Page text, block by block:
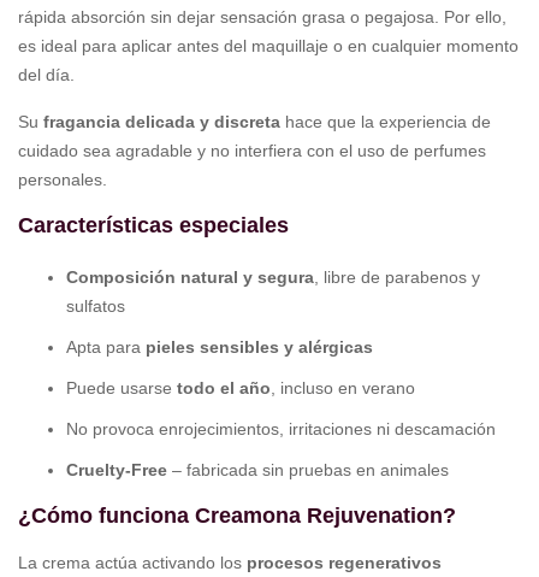
rápida absorción sin dejar sensación grasa o pegajosa. Por ello,
es ideal para aplicar antes del maquillaje o en cualquier momento
del día.
Su fragancia delicada y discreta hace que la experiencia de
cuidado sea agradable y no interfiera con el uso de perfumes
personales.
Características especiales
Composición natural y segura , libre de parabenos y
sulfatos
Apta para pieles sensibles y alérgicas
Puede usarse todo el año , incluso en verano
No provoca enrojecimientos, irritaciones ni descamación
Cruelty-Free – fabricada sin pruebas en animales
¿Cómo funciona Creamona Rejuvenation?
La crema actúa activando los procesos regenerativos